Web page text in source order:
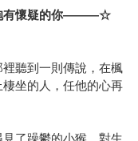
有懷疑的你———☆
聽到一則傳說，在楓
坐的人，任他的心再